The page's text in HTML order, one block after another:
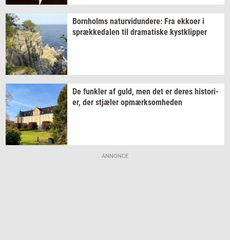
Born­holms na­tur­vi­dun­de­re: Fra ek­ko­er i
spræk­ke­da­len til dra­ma­ti­ske kyst­klip­per
De funk­ler af guld, men det er deres hi­sto­ri­
er, der stjæ­ler op­mærk­som­he­den
ANNONCE